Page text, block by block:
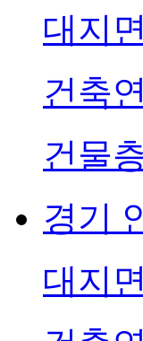
대지
건축
건물
경기
대지